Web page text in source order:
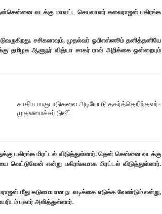
வடக்கு மாவட்ட செயலாளர் கலைராஜன் பகிரங்க
சசிகலாவும், முதல்வர் ஓபிஎஸ்ஸூம் தனித்தனியே
தமிழக ஆளுநர் வித்யா சாகர் ராவ் அறிக்கை ஒன்றையும்
சாதிய பாகுபாடுகளை அடியோடு தகர்த்தெறிந்தவர்-
முதலமைச்சர் டுவீட்
பகிரங்க மிரட்டல் விடுத்துள்ளார். தென் சென்னை வடக்கு
என்று பகிரங்கமாக மிரட்டல் விடுத்துள்ளார்.
மீது கடுமையான நடவடிக்கை எடுக்க வேண்டும் என்று,
புகார் அளித்துள்ளார்.